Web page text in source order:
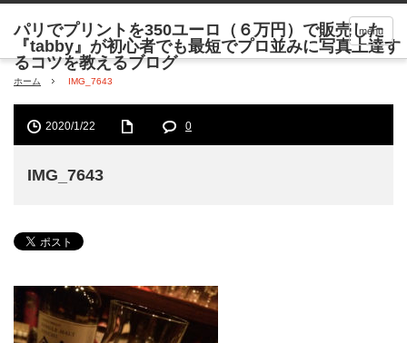
menu
ホーム IMG_7643
2020/1/22 0
IMG_7643